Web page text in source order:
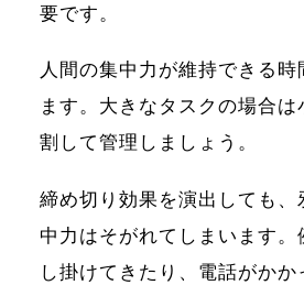
要です。
人間の集中力が維持できる時
ます。大きなタスクの場合は
割して管理しましょう。
締め切り効果を演出しても、
中力はそがれてしまいます。
し掛けてきたり、電話がか